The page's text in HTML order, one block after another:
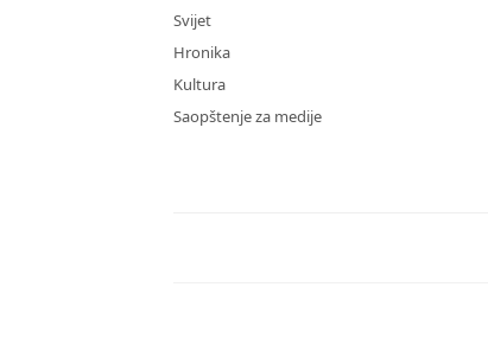
Svijet
Hronika
Kultura
Saopštenje za medije